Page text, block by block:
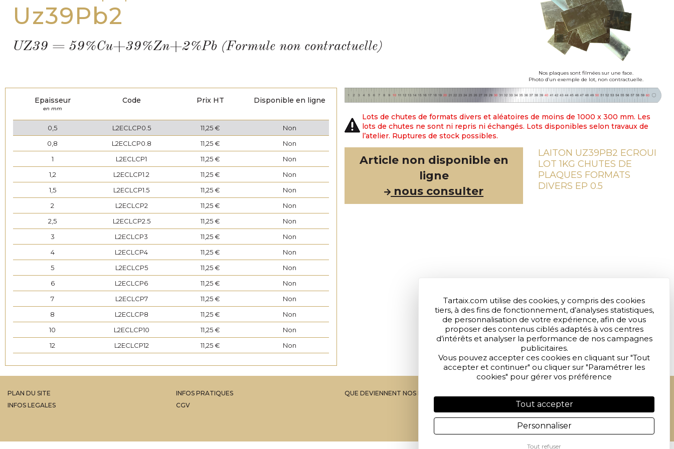
Uz39Pb2
UZ39 = 59%Cu+39%Zn+2%Pb (Formule non contractuelle)
Nos plaques sont filmées sur une face.
Photo d’un exemple de lot, non contractuelle.
Epaisseur
en mm
Code Prix HT Disponible en ligne
0,5 L2ECLCP0.5 11,25 €
Non
0,8
L2ECLCP0.8 11,25 €
Non
1
L2ECLCP1 11,25 €
Non
1,2
L2ECLCP1.2 11,25 €
Non
1,5
L2ECLCP1.5 11,25 €
Non
2
L2ECLCP2 11,25 €
Non
2,5
L2ECLCP2.5 11,25 €
Non
3
L2ECLCP3 11,25 €
Non
4
L2ECLCP4 11,25 €
Non
5
L2ECLCP5 11,25 €
Non
6
L2ECLCP6 11,25 €
Non
7
L2ECLCP7 11,25 €
Non
8
L2ECLCP8 11,25 €
Non
10
L2ECLCP10 11,25 €
Non
12
L2ECLCP12 11,25 €
Non
Lots de chutes de formats divers et aléatoires de moins de 1000 x 300 mm. Les
lots de chutes ne sont ni repris ni échangés. Lots disponibles selon travaux de
l’atelier. Ruptures de stock possibles.
Article non disponible en
ligne
nous consulter
LAITON UZ39PB2 ECROUI
LOT 1KG CHUTES DE
PLAQUES FORMATS
DIVERS EP 0.5
PLAN DU SITE
INFOS LEGALES
INFOS PRATIQUES
CGV
QUE DEVIENNENT NOS MÉTAUX?
EMPREINTE GRAPHIQUE
Tartaix.com utilise des cookies, y compris des cookies
tiers, à des fins de fonctionnement, d’analyses statistiques,
de personnalisation de votre expérience, afin de vous
proposer des contenus ciblés adaptés à vos centres
d’intérêts et analyser la performance de nos campagnes
publicitaires.
Vous pouvez accepter ces cookies en cliquant sur "Tout
accepter et continuer" ou cliquer sur "Paramétrer les
cookies" pour gérer vos préférence
Tout accepter
Tout refuser
Personnaliser